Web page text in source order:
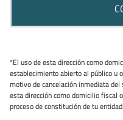
*El uso de esta dirección como
establecimiento abierto al público u
motivo de cancelación inmediata
esta dirección como domicilio fiscal
proceso de constitución de tu entidad.